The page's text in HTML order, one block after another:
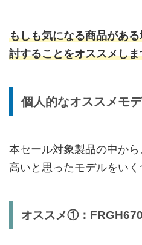
もしも気になる商品があ
討することをオススメし
個人的なオススメモ
本セール対象製品の中か
高いと思ったモデルをいく
オススメ①：